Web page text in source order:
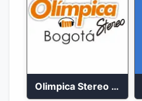
Olimpica Stereo Bogotá 105.9 FM Vibrante